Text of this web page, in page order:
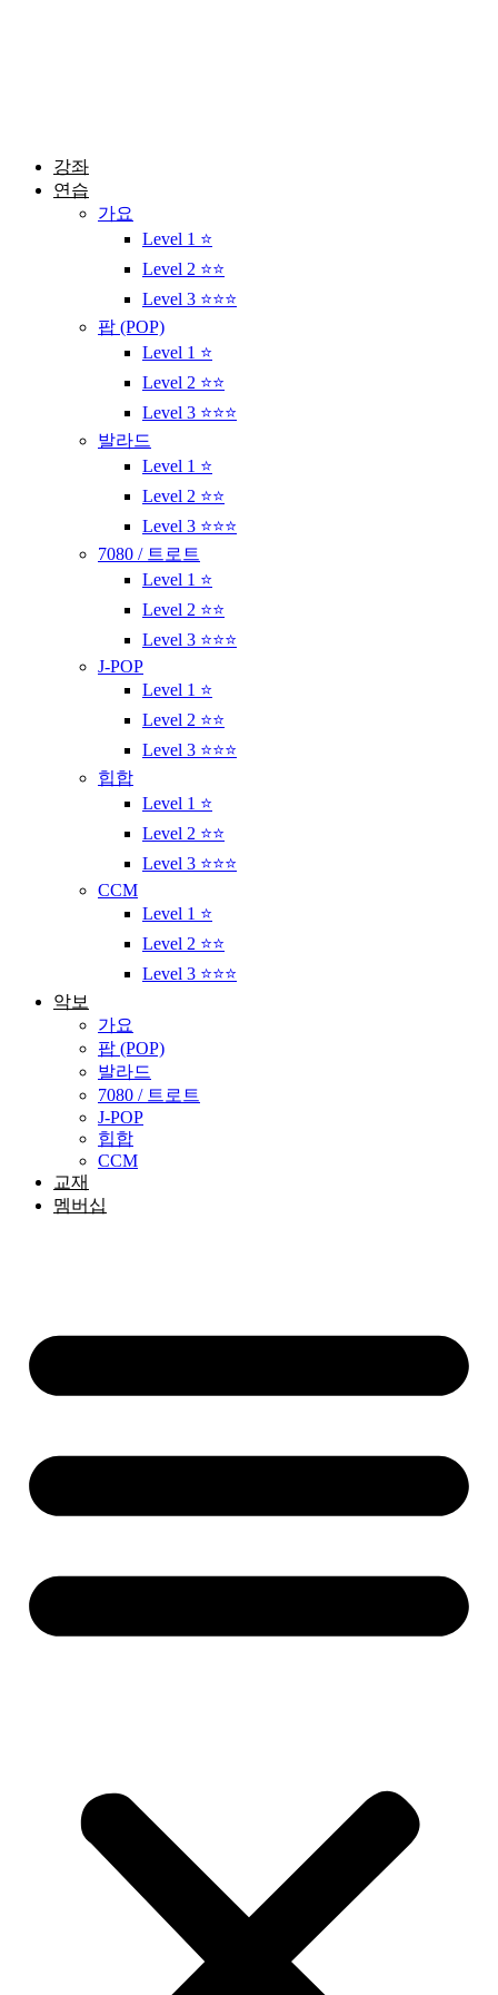
강좌
연습
가요
Level 1 ⭐
Level 2 ⭐⭐
Level 3 ⭐⭐⭐
팝 (POP)
Level 1 ⭐
Level 2 ⭐⭐
Level 3 ⭐⭐⭐
발라드
Level 1 ⭐
Level 2 ⭐⭐
Level 3 ⭐⭐⭐
7080 / 트로트
Level 1 ⭐
Level 2 ⭐⭐
Level 3 ⭐⭐⭐
J-POP
Level 1 ⭐
Level 2 ⭐⭐
Level 3 ⭐⭐⭐
힙합
Level 1 ⭐
Level 2 ⭐⭐
Level 3 ⭐⭐⭐
CCM
Level 1 ⭐
Level 2 ⭐⭐
Level 3 ⭐⭐⭐
악보
가요
팝 (POP)
발라드
7080 / 트로트
J-POP
힙합
CCM
교재
멤버십